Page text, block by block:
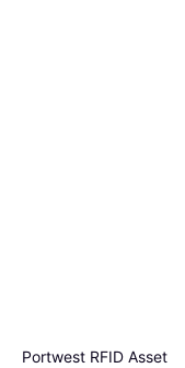
Portwest RFID Asset